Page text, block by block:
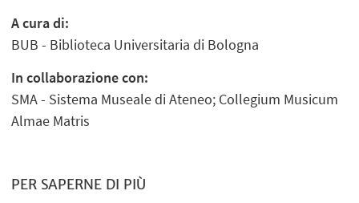
A cura di:
BUB - Biblioteca Universitaria di Bologna
In collaborazione con:
SMA - Sistema Museale di Ateneo; Collegium Musicum
Almae Matris
PER SAPERNE DI PIÙ